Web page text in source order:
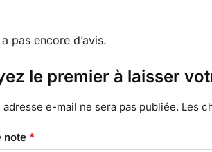
a pas encore d’avis.
le premier à laisser
adresse e-mail ne sera pas publiée. Les
note *